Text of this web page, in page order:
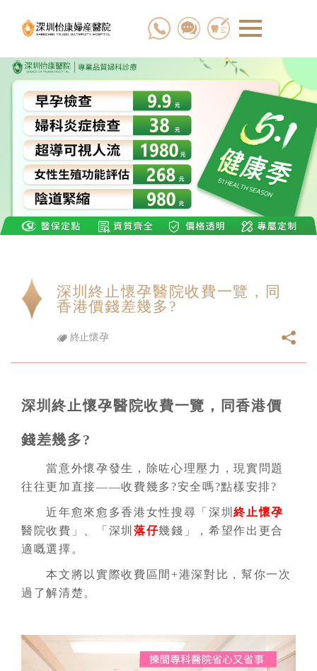
深圳終止懷孕醫院收費一覽，同
香港價錢差幾多?
終止懷孕
深圳終止懷孕醫院收費一覽，同香港價
錢差幾多?
當意外懷孕發生，除咗心理壓力，現實問題
往往更加直接——收費幾多?安全嗎?點樣安排?
近年愈來愈多香港女性搜尋「深圳終止懷孕
醫院收費」、「深圳落仔幾錢」，希望作出更合
適嘅選擇。
本文將以實際收費區間+港深對比，幫你一次
過了解清楚。